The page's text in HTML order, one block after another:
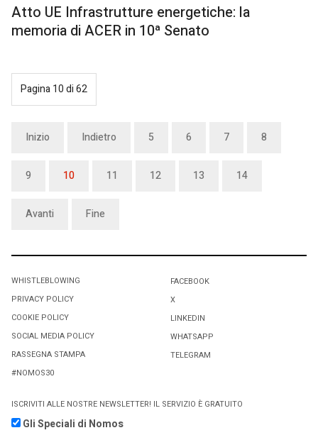
Atto UE Infrastrutture energetiche: la
memoria di ACER in 10ª Senato
Pagina 10 di 62
Inizio Indietro 5 6 7 8
9 10 11 12 13 14
Avanti Fine
WHISTLEBLOWING
PRIVACY POLICY
COOKIE POLICY
SOCIAL MEDIA POLICY
RASSEGNA STAMPA
#NOMOS30
FACEBOOK
X
LINKEDIN
WHATSAPP
TELEGRAM
ISCRIVITI ALLE NOSTRE NEWSLETTER! IL SERVIZIO È GRATUITO
Gli Speciali di Nomos